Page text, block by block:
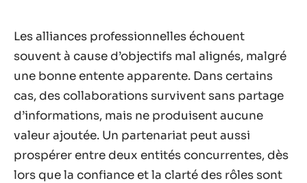
Les alliances professionnelles échouent
souvent à cause d’objectifs mal alignés, malgré
une bonne entente apparente. Dans certains
cas, des collaborations survivent sans partage
d’informations, mais ne produisent aucune
valeur ajoutée. Un partenariat peut aussi
prospérer entre deux entités concurrentes, dès
lors que la confiance et la clarté des rôles sont